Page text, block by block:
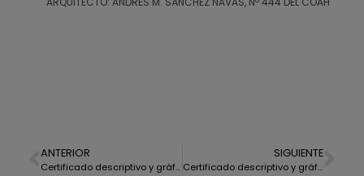
ANTERIOR
Certificado descriptivo y gráfico de piso en Punta Umbría
SIGUIENTE
Certificado descriptivo y gráfico de vivienda en Cumbres Mayores, Sierra de Aracena